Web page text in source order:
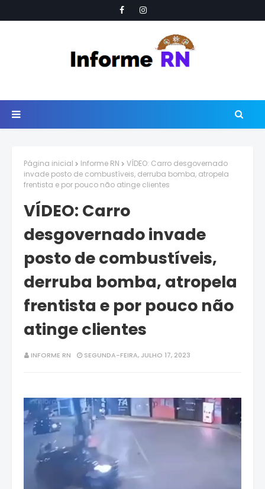
Página inicial Informe RN
VÍDEO: Carro desgovernado
invade posto de combustíveis, derruba bomba, atropela
frentista e por pouco não atinge clientes
VÍDEO: Carro
desgovernado invade
posto de combustíveis,
derruba bomba, atropela
frentista e por pouco não
atinge clientes
INFORME RN SEGUNDA-FEIRA, JULHO 17, 2023